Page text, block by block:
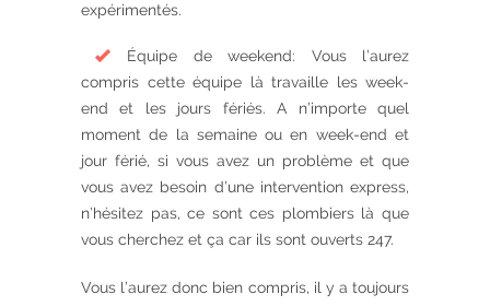
expérimentés.
Équipe de weekend: Vous l’aurez
compris cette équipe là travaille les week-
end et les jours fériés. A n’importe quel
moment de la semaine ou en week-end et
jour férié, si vous avez un problème et que
vous avez besoin d’une intervention express,
n’hésitez pas, ce sont ces plombiers là que
vous cherchez et ça car ils sont ouverts 247.
Vous l’aurez donc bien compris, il y a toujours